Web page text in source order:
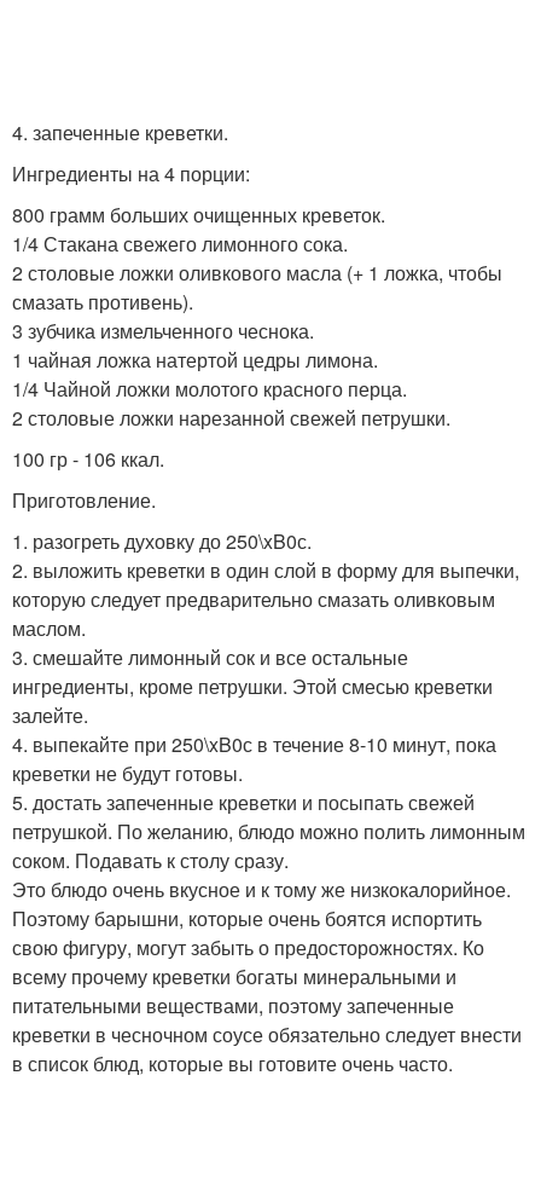
4. запеченные креветки.
Ингредиенты на 4 порции:
800 грамм больших очищенных креветок.
1/4 Стакана свежего лимонного сока.
2 столовые ложки оливкового масла (+ 1 ложка, чтобы
смазать противень).
3 зубчика измельченного чеснока.
1 чайная ложка натертой цедры лимона.
1/4 Чайной ложки молотого красного перца.
2 столовые ложки нарезанной свежей петрушки.
100 гр - 106 ккал.
Приготовление.
1. разогреть духовку до 250\xB0с.
2. выложить креветки в один слой в форму для выпечки,
которую следует предварительно смазать оливковым
маслом.
3. смешайте лимонный сок и все остальные
ингредиенты, кроме петрушки. Этой смесью креветки
залейте.
4. выпекайте при 250\xB0с в течение 8-10 минут, пока
креветки не будут готовы.
5. достать запеченные креветки и посыпать свежей
петрушкой. По желанию, блюдо можно полить лимонным
соком. Подавать к столу сразу.
Это блюдо очень вкусное и к тому же низкокалорийное.
Поэтому барышни, которые очень боятся испортить
свою фигуру, могут забыть о предосторожностях. Ко
всему прочему креветки богаты минеральными и
питательными веществами, поэтому запеченные
креветки в чесночном соусе обязательно следует внести
в список блюд, которые вы готовите очень часто.